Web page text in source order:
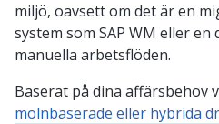
miljö, oavsett om det är en
system som SAP WM eller
manuella arbetsflöden.
Baserat på dina affärsbehov
molnbaserade eller hybrida